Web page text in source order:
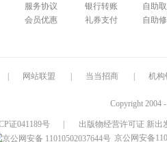
服务协议
会员优惠
银行转账
礼券支付
自助
自助
网站联盟 当当招商 机构
Copyright 2004
证041189号
出版物经营许可证 新出
京公网安备